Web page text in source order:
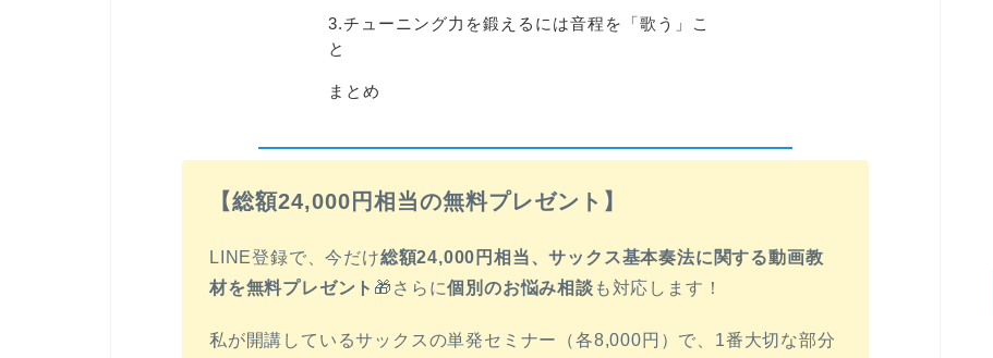
3.チューニング力を鍛えるには音程を「歌う」こ
と
まとめ
【総額24,000円相当の無料プレゼント】
LINE登録で、今だけ総額24,000円相当、サックス基本奏法に関する動画教
材を無料プレゼント 🎁さらに個別のお悩み相談 も対応します！
私が開講しているサックスの単発セミナー（各8,000円）で、1番大切な部分